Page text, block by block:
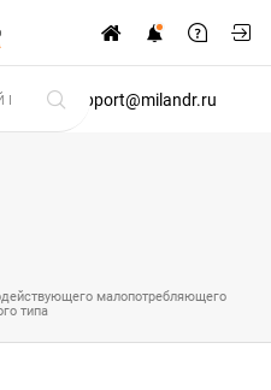
support@milandr.ru
малопотребляющего
типа